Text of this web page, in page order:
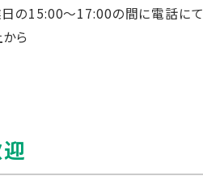
日の15:00～17:00の間に電話にて
ら